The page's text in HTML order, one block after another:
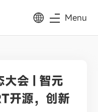
Menu
大会 | 智元
开源，创新